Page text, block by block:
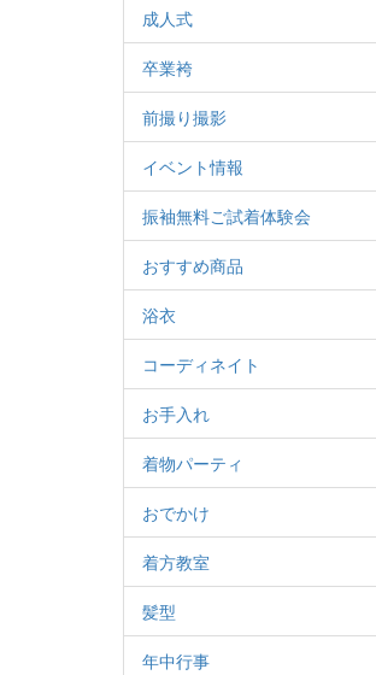
成人式
卒業袴
前撮り撮影
イベント情報
振袖無料ご試着体験会
おすすめ商品
浴衣
コーディネイト
お手入れ
着物パーティ
おでかけ
着方教室
髪型
年中行事